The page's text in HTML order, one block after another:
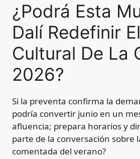
¿Podrá Esta
Dalí Redefinir
Cultural De La
2026?
Si la preventa confirma la
podría convertir junio en un
afluencia; prepara horarios y
parte de la conversación sobre
comentada del verano?